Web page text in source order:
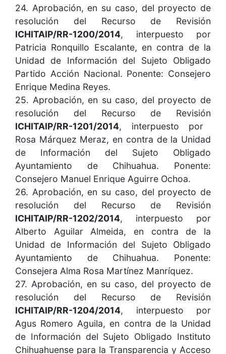
24. Aprobación, en su caso, del proyecto de
resolución del Recurso de Revisión
ICHITAIP/RR-1200/2014, interpuesto por
Patricia Ronquillo Escalante, en contra de la
Unidad de Información del Sujeto Obligado
Partido Acción Nacional. Ponente: Consejero
Enrique Medina Reyes.
25. Aprobación, en su caso, del proyecto de
resolución del Recurso de Revisión
ICHITAIP/RR-1201/2014, interpuesto por
Rosa Márquez Meraz, en contra de la Unidad
de Información del Sujeto Obligado
Ayuntamiento de Chihuahua. Ponente:
Consejero Manuel Enrique Aguirre Ochoa.
26. Aprobación, en su caso, del proyecto de
resolución del Recurso de Revisión
ICHITAIP/RR-1202/2014, interpuesto por
Alberto Aguilar Almeida, en contra de la
Unidad de Información del Sujeto Obligado
Ayuntamiento de Chihuahua. Ponente:
Consejera Alma Rosa Martínez Manríquez.
27. Aprobación, en su caso, del proyecto de
resolución del Recurso de Revisión
ICHITAIP/RR-1204/2014, interpuesto por
Agus Romero Aguila, en contra de la Unidad
de Información del Sujeto Obligado Instituto
Chihuahuense para la Transparencia y Acceso